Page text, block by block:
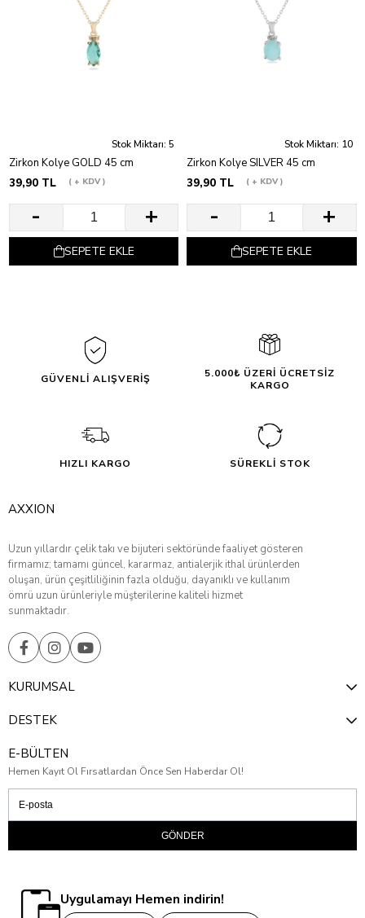
Stok Miktarı: 5
Zirkon Kolye GOLD 45 cm
39,90 TL
+ KDV
SEPETE EKLE
Stok Miktarı: 10
Zirkon Kolye SILVER 45 cm
39,90 TL
+ KDV
SEPETE EKLE
GÜVENLİ ALIŞVERİŞ
5.000₺ ÜZERİ ÜCRETSİZ
KARGO
HIZLI KARGO SÜREKLİ STOK
AXXION
Uzun yıllardır çelik takı ve bijuteri sektöründe faaliyet gösteren
firmamız; tamamı güncel, kararmaz, antialerjik ithal ürünlerden
oluşan, ürün çeşitliliğinin fazla olduğu, dayanıklı ve kullanım
ömrü uzun ürünleriyle müşterilerine kaliteli hizmet
sunmaktadır.
KURUMSAL
DESTEK
E-BÜLTEN
Hemen Kayıt Ol Fırsatlardan Önce Sen Haberdar Ol!
GÖNDER
Uygulamayı Hemen indirin!